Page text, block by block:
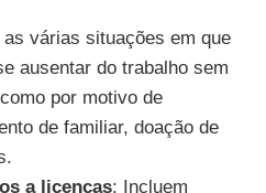
as várias situações em que
ausentar do trabalho sem
por motivo de
de familiar, doação de
a licenças: Incluem